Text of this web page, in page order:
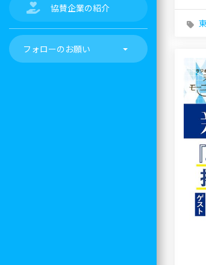
協賛企業の紹介
フォローのお願い